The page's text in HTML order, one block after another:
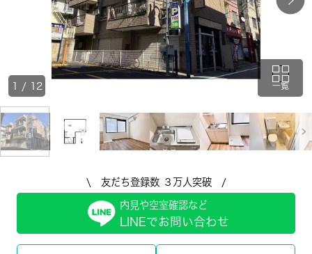
一覧
1 / 12
\ 友だち登録数 ３万人突破 /
内見や空室確認など
LINEでお問い合わせ